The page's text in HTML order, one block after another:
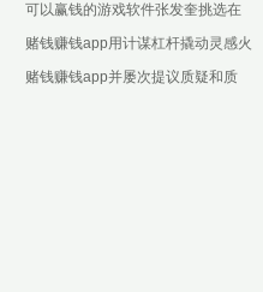
下载
梦回不怕我方被东说念主合计挟握-
可以赢钱的游戏软件
可以赢钱的游戏软件张发奎挑选在
政事上奴隶汪精卫-可以赢钱的游戏
软件下载
赌钱赚钱app用计谋杠杆撬动灵感火
花的生物医药创新并非个例-可以赢
赌钱赚钱app并屡次提议质疑和质